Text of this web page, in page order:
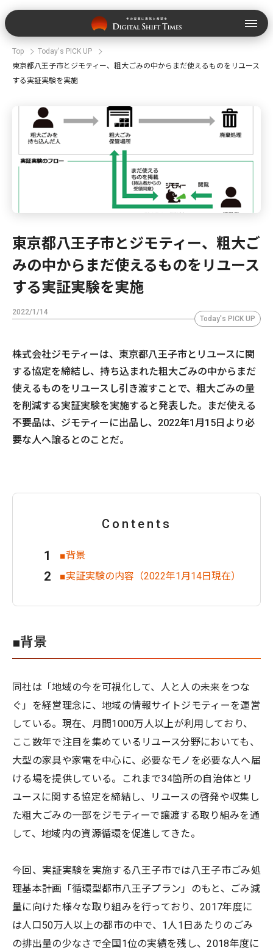
Top
Today's PICK UP
東京都八王子市とジモティー、粗大ごみの中からまだ使えるものをリユース
する実証実験を実施
東京都八王子市とジモティー、粗大ご
みの中からまだ使えるものをリユース
する実証実験を実施
2022/1/14
Today's PICK UP
株式会社ジモティーは、東京都八王子市とリユースに関
する協定を締結し、持ち込まれた粗大ごみの中からまだ
使えるものをリユースし引き渡すことで、粗大ごみの量
を削減する実証実験を実施すると発表した。まだ使える
不要品は、ジモティーに出品し、2022年1月15日より必
要な人へ譲るとのことだ。
Contents
■背景
■実証実験の内容（2022年1月14日現在）
■背景
同社は「地域の今を可視化して、人と人の未来をつな
ぐ」を経営理念に、地域の情報サイトジモティーを運営
している。現在、月間1000万人以上が利用しており、
ここ数年で注目を集めているリユース分野においても、
大型の家具や家電を中心に、必要なモノを必要な人へ届
ける場を提供している。これまで34箇所の自治体とリ
ユースに関する協定を締結し、リユースの啓発や収集し
た粗大ごみの一部をジモティーで譲渡する取り組みを通
して、地域内の資源循環を促進してきた。
今回、実証実験を実施する八王子市では八王子市ごみ処
理基本計画「循環型都市八王子プラン」のもと、ごみ減
量に向けた様々な取り組みを行っており、2017年度に
は人口50万人以上の都市の中で、1人1日あたりのごみ
の排出量の少なさで全国1位の実績を残し、2018年度に